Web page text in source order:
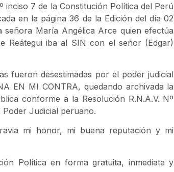
7 de la Constitución Política del Perú
en la página 36 de la Edición del día 02
María Angélica Arce quien efectúa
Reátegui iba al SIN con el señor (Edgar)
fueron desestimadas por el poder judicial
EN MI CONTRA, quedando archivada la
conforme a la Resolución R.N.A.V. Nº
Judicial peruano.
mi honor, mi buena reputación y mi
Política en forma gratuita, inmediata y